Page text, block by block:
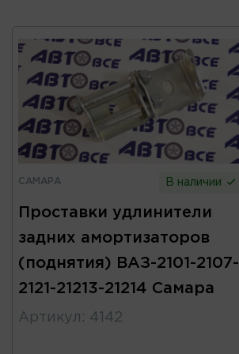
САМАРА В наличии
Проставки удлинители
задних амортизаторов
(поднятия) ВАЗ-2101-2107-
2121-21213-21214 Самара
Артикул : 4142